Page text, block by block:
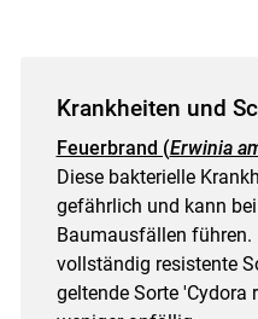
Krankheiten und
Feuerbrand (Erwinia
Diese bakterielle
gefährlich und kann
Baumausfällen führen.
vollständig resistente
geltende Sorte 'Cydora